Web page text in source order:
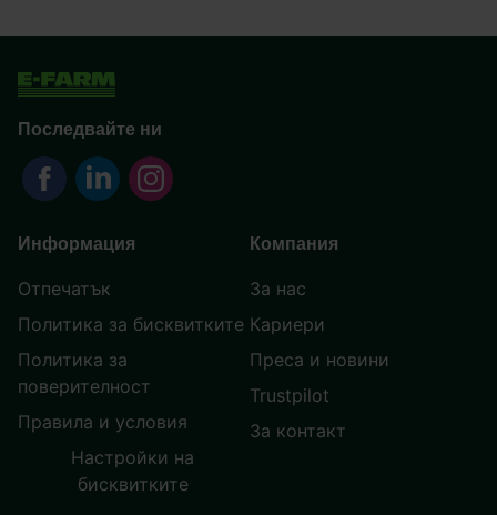
Последвайте ни
Информация
Отпечатък
Политика за бисквитките
Политика за
поверителност
Правила и условия
Настройки на
бисквитките
Компания
За нас
Кариери
Преса и новини
Trustpilot
За контакт